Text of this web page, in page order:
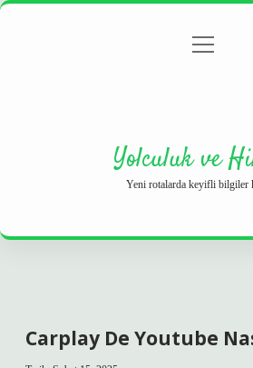
Gizlilik Politikası
menüyü
Yolculuk ve
Yeni rotalarda keyifli bilgiler
Carplay De Youtube